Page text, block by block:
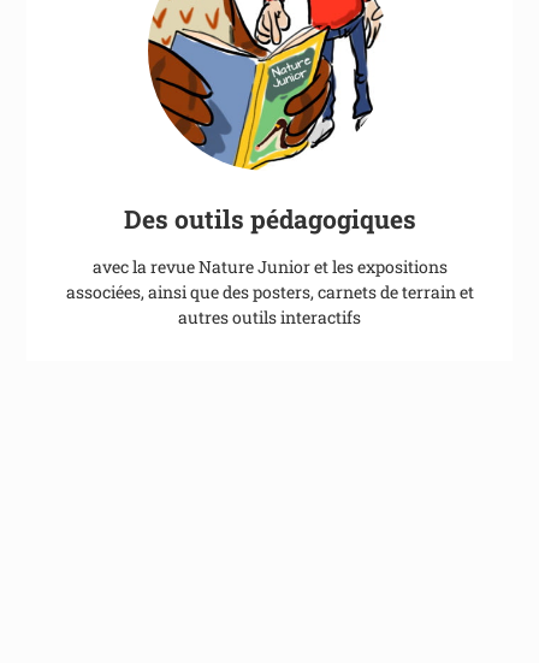
Des outils pédagogiques
avec la revue Nature Junior et les expositions
associées, ainsi que des posters, carnets de terrain et
autres outils interactifs